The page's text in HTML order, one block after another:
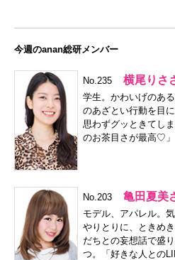
今週のanan総研メンバー
No.235 横尾りさ
学生。かわいげのあ
のあざとい行動を目
思わずグッときてし
のお茶目さが最高♡」
No.203 亀田夏美
モデル、アパレル。
やりとりに、ときめ
だちとの妄想話で盛
つ。「好きな人との